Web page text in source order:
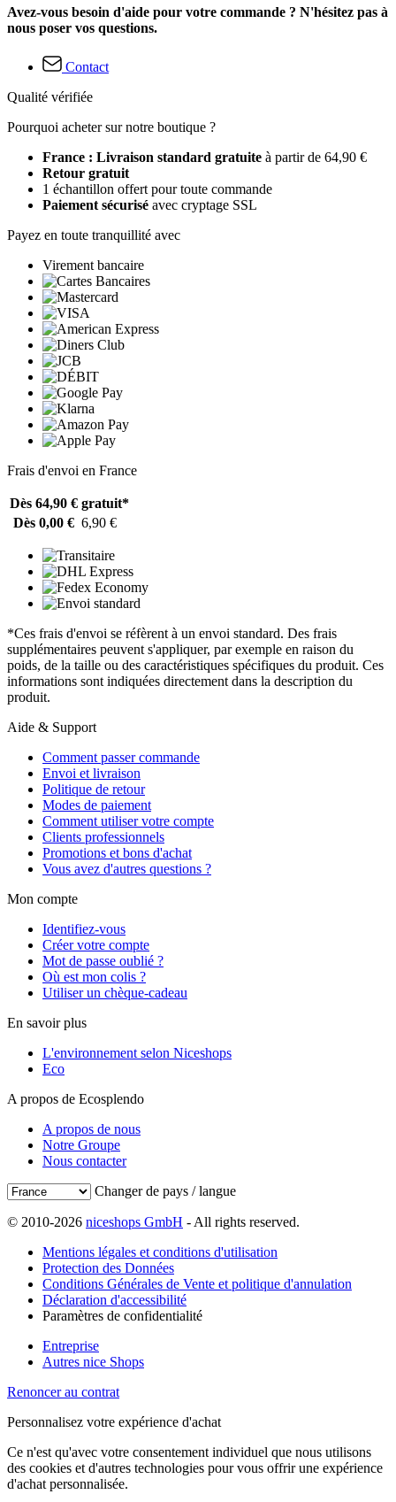
Avez-vous besoin d'aide pour votre commande ? N'hésitez pas à
nous poser vos questions.
Contact
Qualité vérifiée
Pourquoi acheter sur notre boutique ?
France : Livraison standard gratuite à partir de 64,90 €
Retour gratuit
1 échantillon offert pour toute commande
Paiement sécurisé avec cryptage SSL
Payez en toute tranquillité avec
Virement bancaire
Frais d'envoi en France
Dès 64,90 € gratuit*
Dès 0,00 € 6,90 €
*Ces frais d'envoi se réfèrent à un envoi standard. Des frais
supplémentaires peuvent s'appliquer, par exemple en raison du
poids, de la taille ou des caractéristiques spécifiques du produit. Ces
informations sont indiquées directement dans la description du
produit.
Aide & Support
Comment passer commande
Envoi et livraison
Politique de retour
Modes de paiement
Comment utiliser votre compte
Clients professionnels
Promotions et bons d'achat
Vous avez d'autres questions ?
Mon compte
Identifiez-vous
Créer votre compte
Mot de passe oublié ?
Où est mon colis ?
Utiliser un chèque-cadeau
En savoir plus
L'environnement selon Niceshops
Eco
A propos de Ecosplendo
A propos de nous
Notre Groupe
Nous contacter
Changer de pays / langue
© 2010-2026 niceshops GmbH - All rights reserved.
Mentions légales et conditions d'utilisation
Protection des Données
Conditions Générales de Vente et politique d'annulation
Déclaration d'accessibilité
Paramètres de confidentialité
Entreprise
Autres nice Shops
Renoncer au contrat
Personnalisez votre expérience d'achat
Ce n'est qu'avec votre consentement individuel que nous utilisons
des cookies et d'autres technologies pour vous offrir une expérience
d'achat personnalisée.